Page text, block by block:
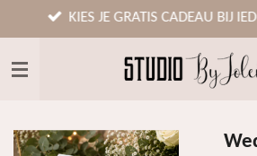
direct
naar
KIES JE GRATIS CADEAU BIJ